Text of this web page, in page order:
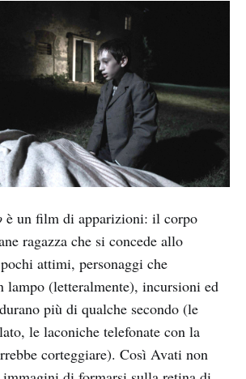
è un film di apparizioni: il corpo
ragazza che si concede allo
attimi, personaggi che
lampo (letteralmente), incursioni ed
più di qualche secondo (le
le laconiche telefonate con la
corteggiare). Così Avati non